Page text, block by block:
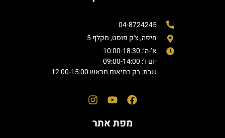
04-8724245
חיפה, צ'ק פוסט, מקלף 5
א’-ה’: 10:00-18:30
יום ו’: 09:00-14:00
שבת: רק בתיאום מראש 12:00-15:00
מפת אתר